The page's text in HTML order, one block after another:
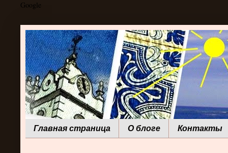
Google
Главная страница О блоге Контакты